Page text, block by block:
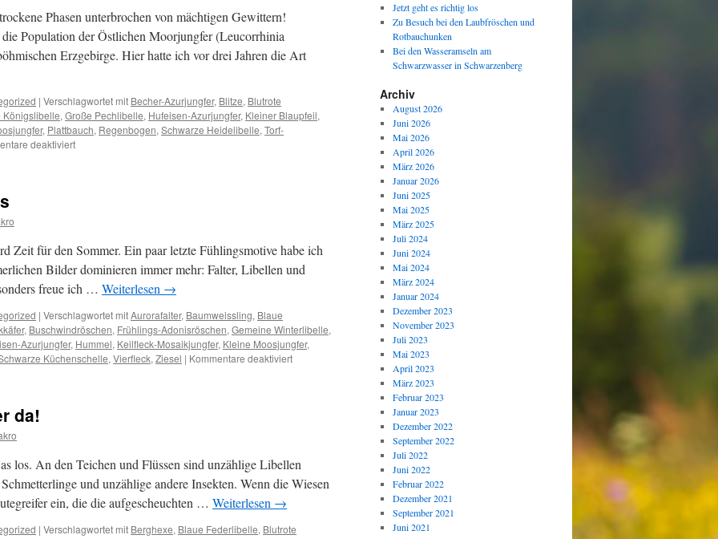
Phasen unterbrochen von mächtigen Gewittern!
Population der Östlichen Moorjungfer (Leucorrhinia
Erzgebirge. Hier hatte ich vor drei Jahren die Art
| Verschlagwortet mit Becher-Azurjungfer, Blitze, Blutrote
Königslibelle, Große Pechlibelle, Hufeisen-Azurjungfer, Kleiner Blaupfeil,
, Plattbauch, Regenbogen, Schwarze Heidelibelle, Torf-
deaktiviertfür
Zeit für den Sommer. Ein paar letzte Fühlingsmotive habe ich
Bilder dominieren immer mehr: Falter, Libellen und
freue ich … Weiterlesen →
| Verschlagwortet mitAurorafalter, Baumweissling, Blaue
, Buschwindröschen, Frühlings-Adonisröschen, Gemeine Winterlibelle,
Azurjungfer, Hummel, Keilfleck-Mosaikjungfer, Kleine Moosjungfer,
Küchenschelle, Vierfleck, Ziesel | Kommentare deaktiviertfür
da!
los. An den Teichen und Flüssen sind unzählige Libellen
und unzählige andere Insekten. Wenn die Wiesen
ein, die die aufgescheuchten … Weiterlesen →
| Verschlagwortet mit Berghexe, Blaue Federlibelle, Blutrote
Jetzt geht es richtig los
Zu Besuch bei den Laubfröschen und
Rotbauchunken
Bei den Wasseramseln am
Schwarzwasser in Schwarzenberg
Archiv
August 2026
Juni 2026
Mai 2026
April 2026
März 2026
Januar 2026
Juni 2025
Mai 2025
März 2025
Juli 2024
Juni 2024
Mai 2024
März 2024
Januar 2024
Dezember 2023
November 2023
Juli 2023
Mai 2023
April 2023
März 2023
Februar 2023
Januar 2023
Dezember 2022
September 2022
Juli 2022
Juni 2022
Februar 2022
Dezember 2021
September 2021
Juni 2021